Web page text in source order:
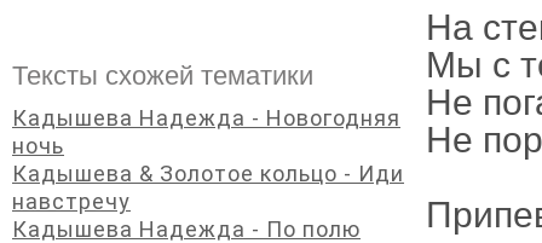
На
Мы с
Не
Не
Тексты схожей тематики
Кадышева Надежда - Новогодняя
ночь
Кадышева & Золотое кольцо - Иди
навстречу
Кадышева Надежда - По полю